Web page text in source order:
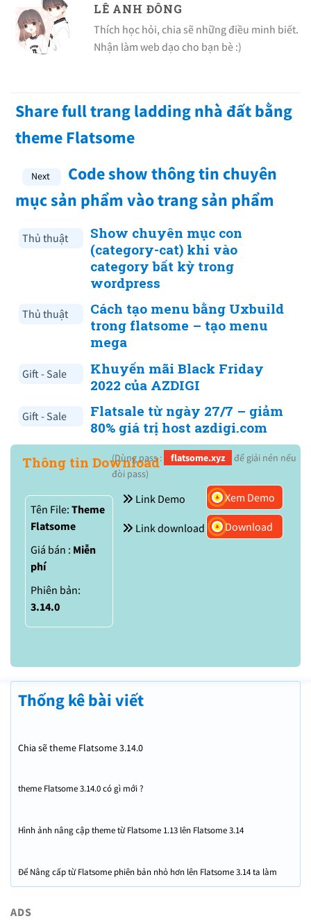
LÊ ANH ĐÔNG
Thích học hỏi, chia sẽ những điều minh biết.
Nhận làm web dạo cho bạn bè :)
Share full trang ladding nhà đất bằng
theme Flatsome
Code show thông tin chuyên
mục sản phẩm vào trang sản phẩm
Thủ thuật
Show chuyên mục con
(category-cat) khi vào
category bất kỳ trong
wordpress
Thủ thuật
Cách tạo menu bằng Uxbuild
trong flatsome – tạo menu
mega
Gift - Sale
Khuyến mãi Black Friday
2022 của AZDIGI
Gift - Sale
Flatsale từ ngày 27/7 – giảm
80% giá trị host azdigi.com
Thông tin Download
(Dùng pass : flatsome.xyz
để giải nén nếu
đòi pass)
Tên File: Theme
Flatsome
Giá bán : Miễn
phí
Phiên bản:
3.14.0
Link Demo Xem Demo
Link download Download
Thống kê bài viết
Chia sẽ theme Flatsome 3.14.0
theme Flatsome 3.14.0 có gì mới ?
Hình ảnh nâng cập theme từ Flatsome 1.13 lên Flatsome 3.14
Để Nâng cấp từ Flatsome phiên bản nhỏ hơn lên Flatsome 3.14 ta làm
như sau
ADS